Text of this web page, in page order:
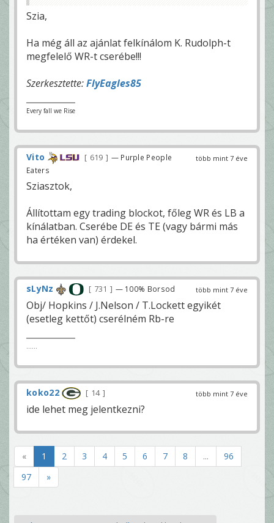
Szia,
Ha még áll az ajánlat felkínálom K. Rudolph-t
megfelelő WR-t cserébe!!!
Szerkesztette:FlyEagles85
Every fall we Rise
több mint 7 éve
Vito 619
— Purple People
Eaters
Sziasztok,
Állítottam egy trading blockot, főleg WR és LB a
kínálatban. Cserébe DE és TE (vagy bármi más
ha értéken van) érdekel.
több mint 7 éve
sLyNz 731 — 100% Borsod
Obj/ Hopkins / J.Nelson / T.Lockett egyikét
(esetleg kettőt) cserélném Rb-re
......
több mint 7 éve
koko22 14
ide lehet meg jelentkezni?
« 1 2 3 4 5 6 7 8 ...
96
97
»